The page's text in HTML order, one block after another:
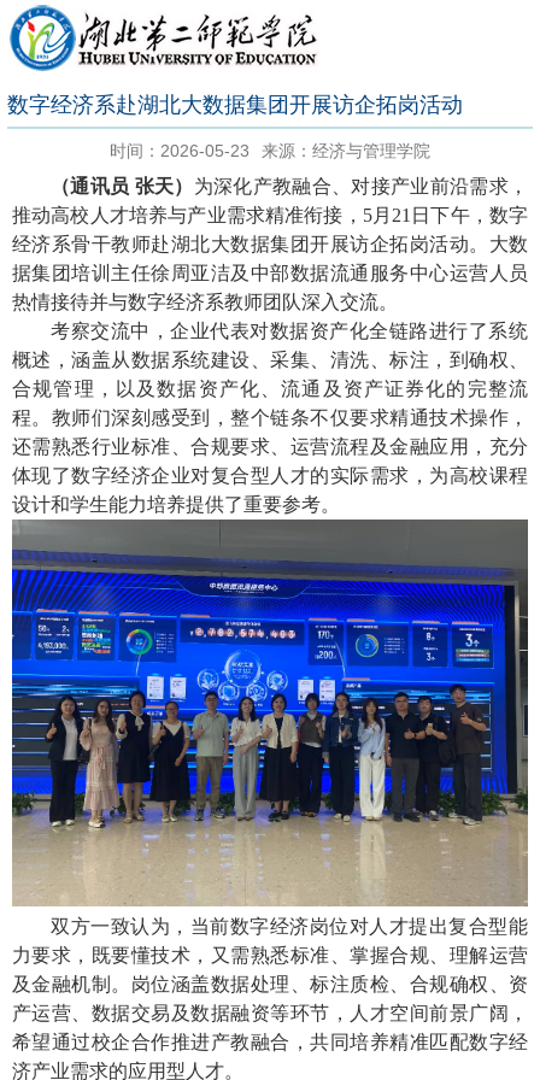
数字经济系赴湖北大数据集团开展访企拓岗活动
时间：2026-05-23 来源：经济与管理学院
（通讯员 张天） 为深化产教融合、对接产业前沿需求，
推动高校人才培养与产业需求精准衔接，5月21日下午，数字
经济系骨干教师赴湖北大数据集团开展访企拓岗活动。大数
据集团培训主任徐周亚洁及中部数据流通服务中心运营人员
热情接待并与数字经济系教师团队深入交流。
考察交流中，企业代表对数据资产化全链路进行了系统
概述，涵盖从数据系统建设、采集、清洗、标注，到确权、
合规管理，以及数据资产化、流通及资产证券化的完整流
程。教师们深刻感受到，整个链条不仅要求精通技术操作，
还需熟悉行业标准、合规要求、运营流程及金融应用，充分
体现了数字经济企业对复合型人才的实际需求，为高校课程
设计和学生能力培养提供了重要参考。
双方一致认为，当前数字经济岗位对人才提出复合型能
力要求，既要懂技术，又需熟悉标准、掌握合规、理解运营
及金融机制。岗位涵盖数据处理、标注质检、合规确权、资
产运营、数据交易及数据融资等环节，人才空间前景广阔，
希望通过校企合作推进产教融合，共同培养精准匹配数字经
济产业需求的应用型人才。